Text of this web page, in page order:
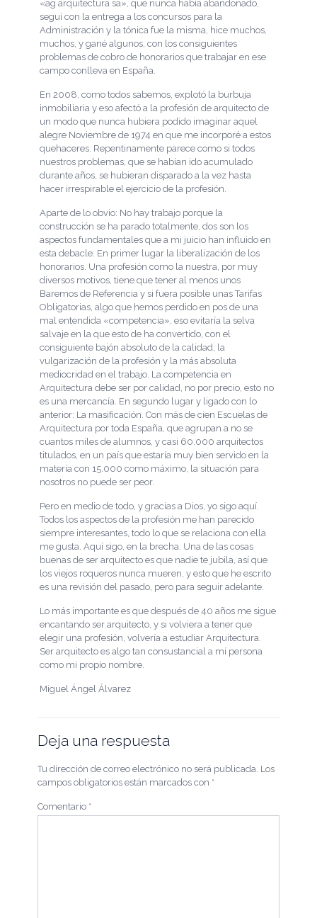
«ag arquitectura sa», que nunca había abandonado,
seguí con la entrega a los concursos para la
Administración y la tónica fue la misma, hice muchos,
muchos, y gané algunos, con los consiguientes
problemas de cobro de honorarios que trabajar en ese
campo conlleva en España.
En 2008, como todos sabemos, explotó la burbuja
inmobiliaria y eso afectó a la profesión de arquitecto de
un modo que nunca hubiera podido imaginar aquel
alegre Noviembre de 1974 en que me incorporé a estos
quehaceres. Repentinamente parece como si todos
nuestros problemas, que se habían ido acumulado
durante años, se hubieran disparado a la vez hasta
hacer irrespirable el ejercicio de la profesión.
Aparte de lo obvio: No hay trabajo porque la
construcción se ha parado totalmente, dos son los
aspectos fundamentales que a mi juicio han influido en
esta debacle: En primer lugar la liberalización de los
honorarios. Una profesión como la nuestra, por muy
diversos motivos, tiene que tener al menos unos
Baremos de Referencia y si fuera posible unas Tarifas
Obligatorias, algo que hemos perdido en pos de una
mal entendida «competencia», eso evitaría la selva
salvaje en la que esto de ha convertido, con el
consiguiente bajón absoluto de la calidad, la
vulgarización de la profesión y la más absoluta
mediocridad en el trabajo. La competencia en
Arquitectura debe ser por calidad, no por precio, esto no
es una mercancía. En segundo lugar y ligado con lo
anterior: La masificación. Con más de cien Escuelas de
Arquitectura por toda España, que agrupan a no se
cuantos miles de alumnos, y casi 60.000 arquitectos
titulados, en un país que estaría muy bien servido en la
materia con 15.000 como máximo, la situación para
nosotros no puede ser peor.
Pero en medio de todo, y gracias a Dios, yo sigo aquí.
Todos los aspectos de la profesión me han parecido
siempre interesantes, todo lo que se relaciona con ella
me gusta. Aquí sigo, en la brecha. Una de las cosas
buenas de ser arquitecto es que nadie te jubila, así que
los viejos roqueros nunca mueren, y esto que he escrito
es una revisión del pasado, pero para seguir adelante.
Lo más importante es que después de 40 años me sigue
encantando ser arquitecto, y si volviera a tener que
elegir una profesión, volvería a estudiar Arquitectura.
Ser arquitecto es algo tan consustancial a mí persona
como mi propio nombre.
Miguel Ángel Álvarez
Deja una respuesta
Tu dirección de correo electrónico no será publicada. Los
campos obligatorios están marcados con *
Comentario *